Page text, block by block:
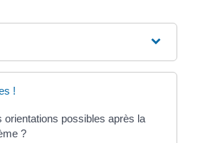
!
orientations possibles après la
?